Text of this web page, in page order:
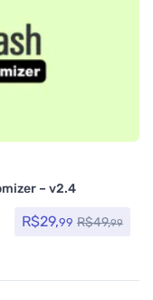
– v2.4
R$29,99 R$49,99